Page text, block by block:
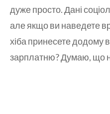
дуже просто. Дані
але якщо ви наведете
хіба принесете додому
зарплатню? Думаю, що